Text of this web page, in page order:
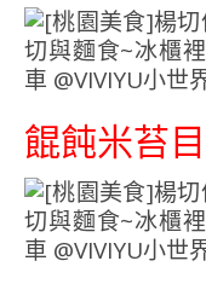
餛飩米苔